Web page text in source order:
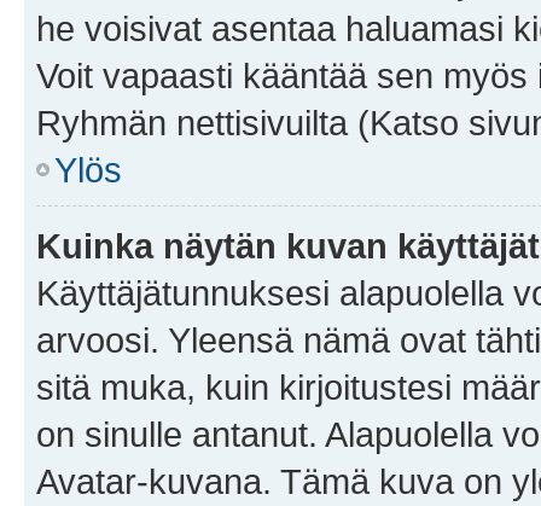
he voisivat asentaa haluamasi
Voit vapaasti kääntää sen
Ryhmän nettisivuilta (Katso
Ylös
Kuinka näytän kuvan
Käyttäjätunnuksesi alapuolella
arvoosi. Yleensä nämä ovat
sitä muka, kuin kirjoitustesi
on sinulle antanut. Alapuolella
Avatar-kuvana. Tämä kuva on